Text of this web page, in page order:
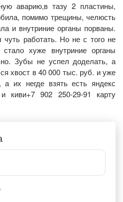
аварию,в тазу 2 пластины,
помимо трещины, челюсть
и внутриние органы порваны.
чуть работать. Но не с того не
хуже внутриние органы
Зубы не успел доделать, а
хвост в 40 000 тыс. руб. и уже
а их негде взять есть яндекс
киви+7 902 250‑29‑91 карту